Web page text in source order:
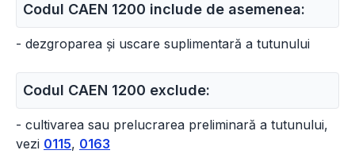
Codul CAEN 1200 include de asemenea:
- dezgroparea și uscare suplimentară a tutunului
Codul CAEN 1200 exclude:
- cultivarea sau prelucrarea preliminară a tutunului,
vezi 0115, 0163